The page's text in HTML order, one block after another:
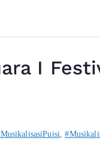
I
,